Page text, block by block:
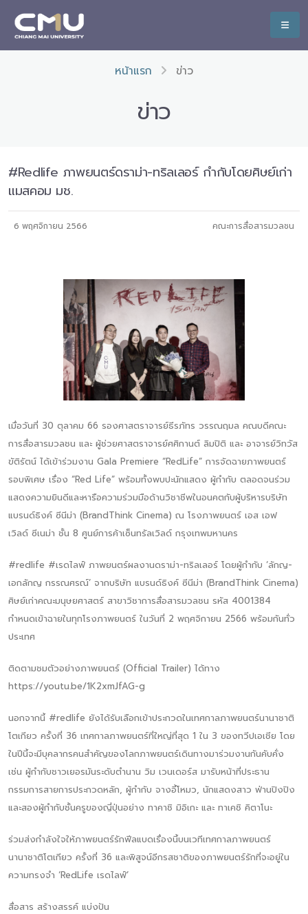
หน้าแรก ข่าว
ข่าว
#Redlife ภาพยนตร์ดราม่า-ทริลเลอร์ กำกับโดยศิษย์เก่า
แมสคอม มช.
6 พฤศจิกายน 2566 คณะการสื่อสารมวลชน
เมื่อวันที่ 30 ตุลาคม 66 รองศาสตราจารย์ธีรภัทร วรรณฤมล คณบดีคณะ
การสื่อสารมวลชน และ ผู้ช่วยศาสตราจารย์ศศิกานต์ ลิมปิติ และ อาจารย์วิทวัส
ขัติรัตน์ ได้เข้าร่วมงาน Gala Premiere “RedLife” การจัดฉายภาพยนตร์
รอบพิเศษ เรื่อง “Red Life” พร้อมทั้งพบปะนักแสดง ผู้กำกับ ตลอดจนร่วม
แสดงความยินดีและหารือความร่วมมือด้านวิชาชีพในอนคตกับผู้บริหารบริษัท
แบรนด์ธิงค์ ซีนีม่า (BrandThink Cinema) ณ โรงภาพยนตร์ เอส เอฟ
เวิลด์ ซีเนม่า ชั้น 8 ศูนย์การค้าเซ็นทรัลเวิลด์ กรุงเทพมหานคร
#redlife #เรดไลฟ์ ภาพยนตร์ผลงานดราม่า-ทริลเลอร์ โดยผู้กำกับ ‘ลักญ-
เอกลักญ กรรณศรณ์’ จากบริษัท แบรนด์ธิงค์ ซีนีม่า (BrandThink Cinema)
ศิษย์เก่าคณะมนุษยศาสตร์ สาขาวิชาการสื่อสารมวลชน รหัส 4001384
กำหนดเข้าฉายในทุกโรงภาพยนตร์ ในวันที่ 2 พฤศจิกายน 2566 พร้อมกันทั่ว
ประเทศ
ติดตามชมตัวอย่างภาพยนตร์ (Official Trailer) ได้ทาง
https://youtu.be/1K2xmJfAG-g
นอกจากนี้ #redlife ยังได้รับเลือกเข้าประกวดในเทศกาลภาพยนตร์นานาชาติ
โตเกียว ครั้งที่ 36 เทศกาลภาพยนตร์ที่ใหญ่ที่สุด 1 ใน 3 ของทวีปเอเชีย โดย
ในปีนี้จะมีบุคลากรคนสำคัญของโลกภาพยนตร์เดินทางมาร่วมงานกันคับคั่ง
เช่น ผู้กำกับชาวเยอรมันระดับตำนาน วิม เวนเดอร์ส มารับหน้าที่ประธาน
กรรมการสายการประกวดหลัก, ผู้กำกับ จางอี้โหมว, นักแสดงสาว ฟ่านปิงปิง
และสองผู้กำกับชั้นครูของญี่ปุ่นอย่าง ทาคาชิ มิอิเกะ และ ทาเคชิ คิตาโนะ
ร่วมส่งกำลังใจให้ภาพยนตร์รักฟีลแบดเรื่องนี้บนเวทีเทศกาลภาพยนตร์
นานาชาติโตเกียว ครั้งที่ 36 และพิสูจน์อีกรสชาติของภาพยนตร์รักที่จะอยู่ใน
ความทรงจำ ‘RedLife เรดไลฟ์’
สื่อสาร สร้างสรรค์ แบ่งปัน